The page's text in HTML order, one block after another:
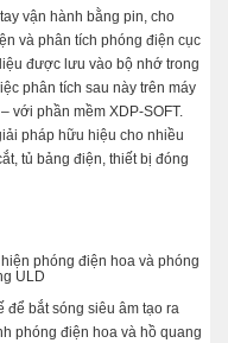
vận hành bằng pin, cho
và phân tích phóng điện cục
được lưu vào bộ nhớ trong
phân tích sau này trên máy
với phần mềm XDP-SOFT.
pháp hữu hiệu cho nhiều
tủ bảng điện, thiết bị đóng
phóng điện hoa và phóng
ULD
để bắt sóng siêu âm tạo ra
phóng điện hoa và hồ quang